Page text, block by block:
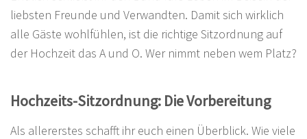
liebsten Freunde und Verwandten. Damit sich wirklich
alle Gäste wohlfühlen, ist die richtige Sitzordnung auf
der Hochzeit das A und O. Wer nimmt neben wem Platz?
Hochzeits-Sitzordnung: Die Vorbereitung
Als allererstes schafft ihr euch einen Überblick. Wie viele